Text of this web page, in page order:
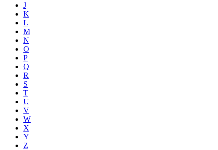
J
K
L
M
N
O
P
Q
R
S
T
U
V
W
X
Y
Z